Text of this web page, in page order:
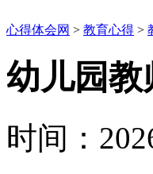
心得体会网 > 教育心得 >
幼儿园教
时间：